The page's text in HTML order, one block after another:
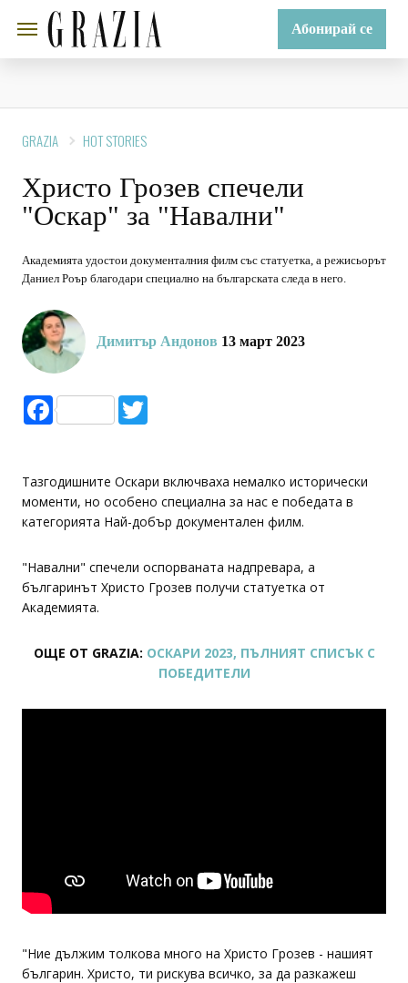
Абонирай се
GRAZIA HOT STORIES
Христо Грозев спечели
"Оскар" за "Навални"
Академията удостои документалния филм със статуетка, а режисьорът
Даниел Роър благодари специално на българската следа в него.
Димитър Андонов 13 март 2023
Facebook
Тазгодишните Оскари включваха немалко исторически
моменти, но особено специална за нас е победата в
категорията Най-добър документален филм.
"Навални" спечели оспорваната надпревара, а
българинът Христо Грозев получи статуетка от
Академията.
ОЩЕ ОТ GRAZIA: ОСКАРИ 2023, ПЪЛНИЯТ СПИСЪК С
ПОБЕДИТЕЛИ
"Ние дължим толкова много на Христо Грозев - нашият
българин. Христо, ти рискува всичко, за да разкажеш